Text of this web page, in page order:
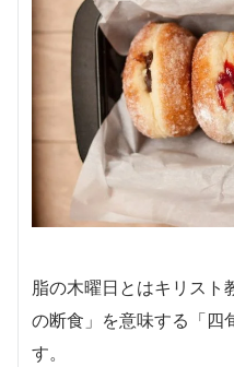
脂の木曜日とはキリス
の断食」を意味する「四
す。